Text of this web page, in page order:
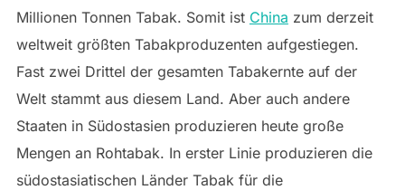
Millionen Tonnen Tabak. Somit ist China zum derzeit
weltweit größten Tabakproduzenten aufgestiegen.
Fast zwei Drittel der gesamten Tabakernte auf der
Welt stammt aus diesem Land. Aber auch andere
Staaten in Südostasien produzieren heute große
Mengen an Rohtabak. In erster Linie produzieren die
südostasiatischen Länder Tabak für die